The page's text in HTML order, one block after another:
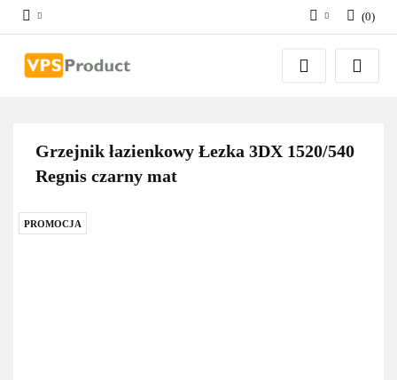
Zaloguj się
Zarejestruj się
(0)
Grzejnik łazienkowy Łezka 3DX 1520/540
Regnis czarny mat
PROMOCJA